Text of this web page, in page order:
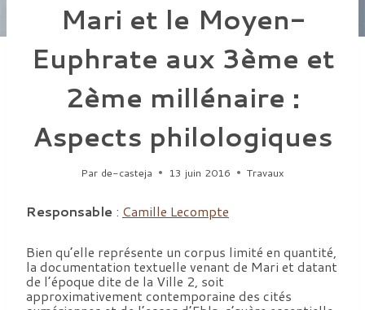
Mari et le Moyen-
Euphrate aux 3ème et
2ème millénaire :
Aspects philologiques
Par de-casteja 13 juin 2016 Travaux
Responsable : Camille Lecompte
Bien qu’elle représente un corpus limité en quantité,
la documentation textuelle venant de Mari et datant
de l’époque dite de la Ville 2, soit
approximativement contemporaine des cités